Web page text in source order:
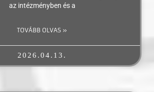
az intézményben és a
TOVÁBB OLVAS »
2026.04.13.